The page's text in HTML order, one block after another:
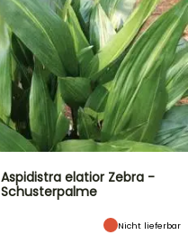
Aspidistra elatior Zebra -
Schusterpalme
Nicht lieferbar